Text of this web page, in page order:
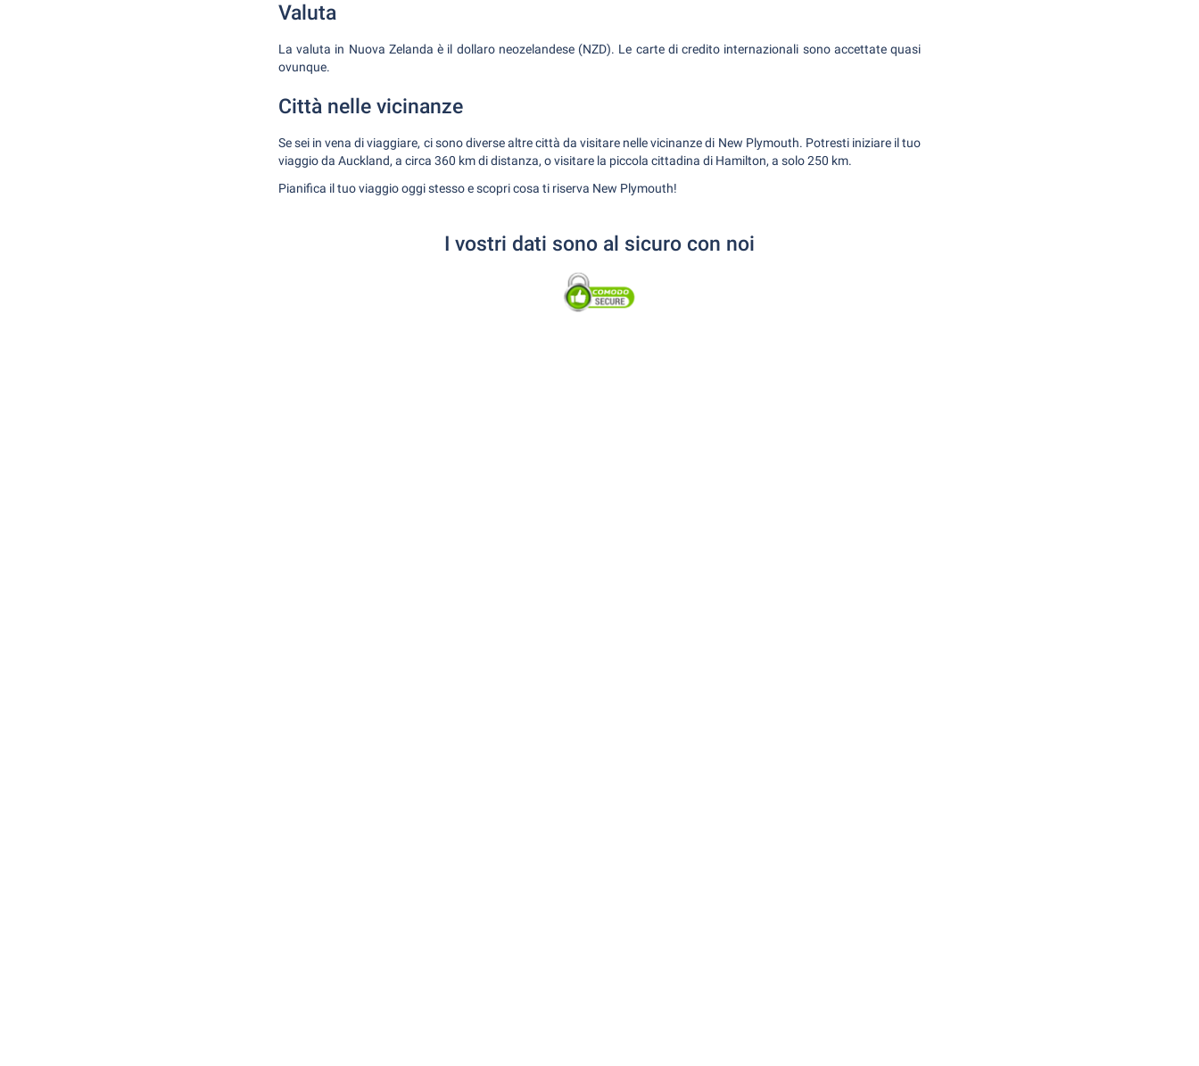
Valuta
La valuta in Nuova Zelanda è il dollaro neozelandese (NZD). Le carte di credito internazionali sono accettate quasi
ovunque.
Città nelle vicinanze
Se sei in vena di viaggiare, ci sono diverse altre città da visitare nelle vicinanze di New Plymouth. Potresti iniziare il tuo
viaggio da Auckland, a circa 360 km di distanza, o visitare la piccola cittadina di Hamilton, a solo 250 km.
Pianifica il tuo viaggio oggi stesso e scopri cosa ti riserva New Plymouth!
I vostri dati sono al sicuro con noi